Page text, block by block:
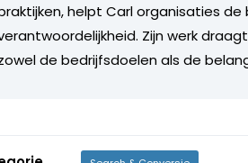
helpt Carl organisaties
Zijn werk
de bedrijfsdoelen als de